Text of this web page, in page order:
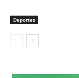
Deportes